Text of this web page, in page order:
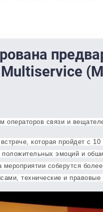
операторов связи и
которая пройдет с
эмоций и
мероприятии соберутся
технические и